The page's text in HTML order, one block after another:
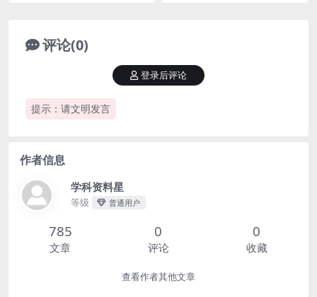
评论(0)
提示：请文明发言
登录后评论
作者信息
学科资料星
等级 普通用户
785
文章
0
评论
0
收藏
查看作者其他文章